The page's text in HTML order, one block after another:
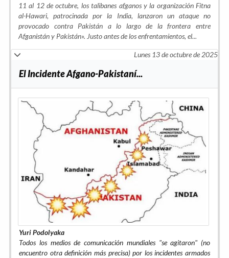
11 al 12 de octubre, los talibanes afganos y la organización Fitna
al-Hawari, patrocinada por la India, lanzaron un ataque no
provocado contra Pakistán a lo largo de la frontera entre
Afganistán y Pakistán». Justo antes de los enfrentamientos, el...
Lunes 13 de octubre de 2025
El Incidente Afgano-Pakistaní...
Yuri Podolyaka
Todos los medios de comunicación mundiales "se agitaron" (no
encuentro otra definición más precisa) por los incidentes armados